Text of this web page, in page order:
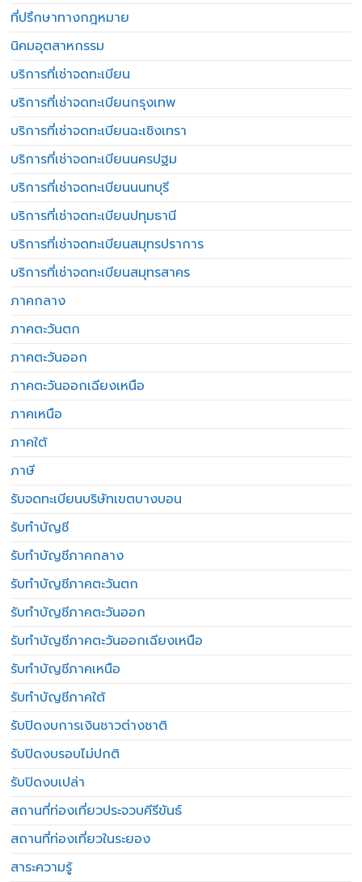
ที่ปรึกษาทางกฎหมาย
นิคมอุตสาหกรรม
บริการที่เช่าจดทะเบียน
บริการที่เช่าจดทะเบียนกรุงเทพ
บริการที่เช่าจดทะเบียนฉะเชิงเทรา
บริการที่เช่าจดทะเบียนนครปฐม
บริการที่เช่าจดทะเบียนนนทบุรี
บริการที่เช่าจดทะเบียนปทุมธานี
บริการที่เช่าจดทะเบียนสมุทรปราการ
บริการที่เช่าจดทะเบียนสมุทรสาคร
ภาคกลาง
ภาคตะวันตก
ภาคตะวันออก
ภาคตะวันออกเฉียงเหนือ
ภาคเหนือ
ภาคใต้
ภาษี
รับจดทะเบียนบริษัทเขตบางบอน
รับทำบัญชี
รับทำบัญชีภาคกลาง
รับทำบัญชีภาคตะวันตก
รับทำบัญชีภาคตะวันออก
รับทำบัญชีภาคตะวันออกเฉียงเหนือ
รับทำบัญชีภาคเหนือ
รับทำบัญชีภาคใต้
รับปิดงบการเงินชาวต่างชาติ
รับปิดงบรอบไม่ปกติ
รับปิดงบเปล่า
สถานที่ท่องเที่ยวประจวบคีรีขันธ์
สถานที่ท่องเที่ยวในระยอง
สาระความรู้